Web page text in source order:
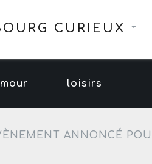
CURIEUX
loisirs
ANNONCÉ